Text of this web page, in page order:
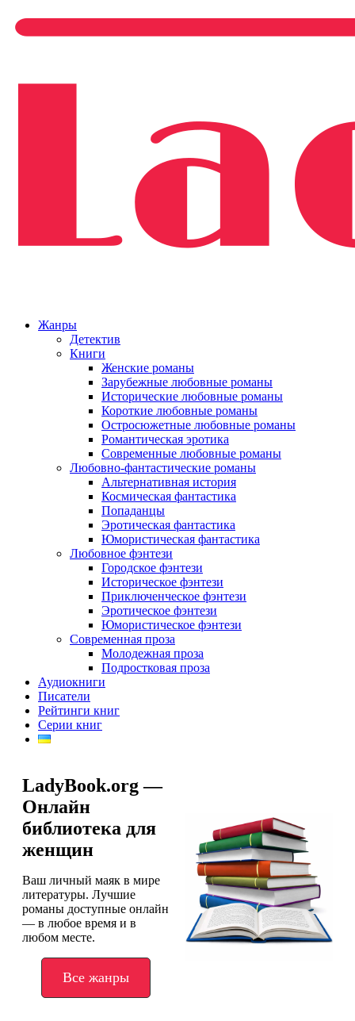
Жанры
Детектив
Книги
Женские романы
Зарубежные любовные романы
Исторические любовные романы
Короткие любовные романы
Остросюжетные любовные романы
Романтическая эротика
Современные любовные романы
Любовно-фантастические романы
Альтернативная история
Космическая фантастика
Попаданцы
Эротическая фантастика
Юмористическая фантастика
Любовное фэнтези
Городское фэнтези
Историческое фэнтези
Приключенческое фэнтези
Эротическое фэнтези
Юмористическое фэнтези
Современная проза
Молодежная проза
Подростковая проза
Аудиокниги
Писатели
Рейтинги книг
Серии книг
LadyBook.org —
Онлайн
библиотека для
женщин
Ваш личный маяк в мире
литературы. Лучшие
романы доступные онлайн
— в любое время и в
любом месте.
Все жанры